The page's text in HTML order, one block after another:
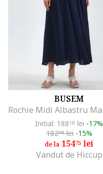
BUSEM
Initial: 18818 lei -17%
18208lei -15%
de la 15475 lei
Vandut de Hiccup